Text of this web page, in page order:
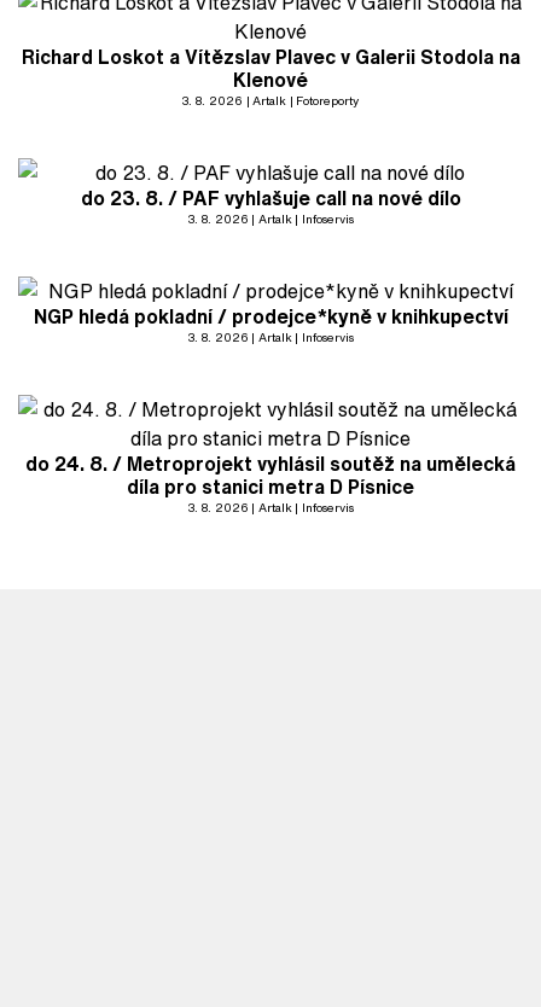
Richard Loskot a Vítězslav Plavec v Galerii Stodola na
Klenové
3. 8. 2026 Artalk Fotoreporty
do 23. 8. / PAF vyhlašuje call na nové dílo
3. 8. 2026 Artalk Infoservis
NGP hledá pokladní / prodejce*kyně v knihkupectví
3. 8. 2026 Artalk Infoservis
do 24. 8. / Metroprojekt vyhlásil soutěž na umělecká
díla pro stanici metra D Písnice
3. 8. 2026 Artalk Infoservis